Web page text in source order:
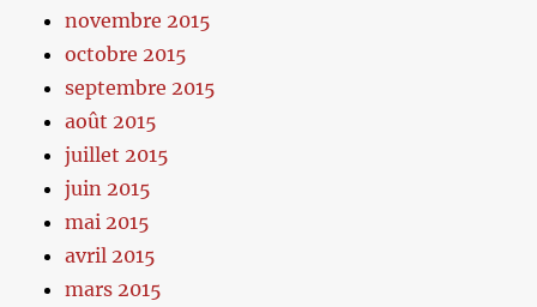
novembre 2015
octobre 2015
septembre 2015
août 2015
juillet 2015
juin 2015
mai 2015
avril 2015
mars 2015